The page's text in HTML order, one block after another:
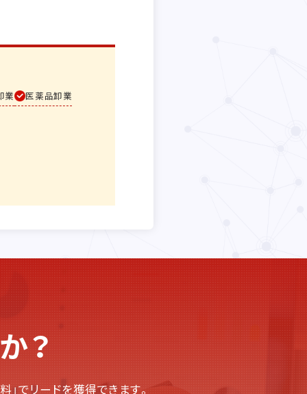
業 医薬品卸業
？
でリードを獲得できます。